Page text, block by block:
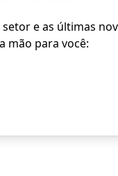
e as últimas
mão para você: